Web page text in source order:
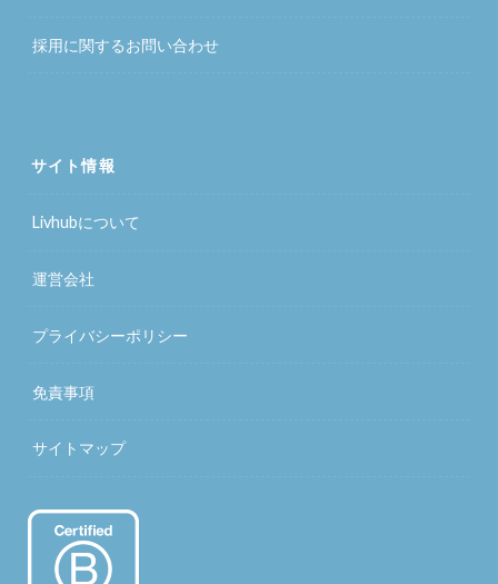
採用に関するお問い合わせ
サイト情報
Livhubについて
運営会社
プライバシーポリシー
免責事項
サイトマップ